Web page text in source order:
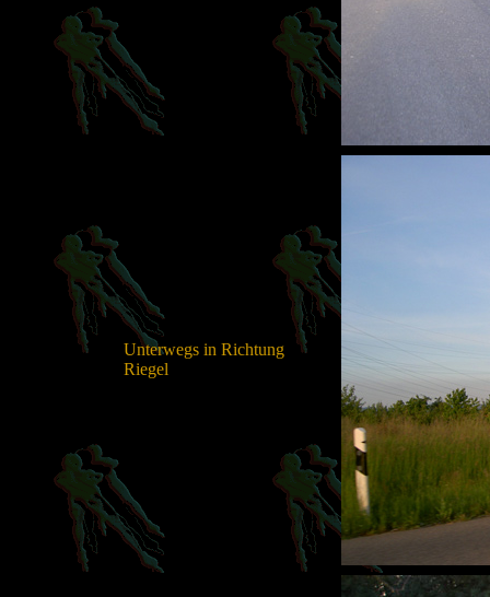
Unterwegs in Richtung
Riegel